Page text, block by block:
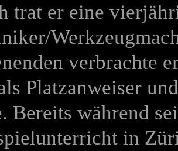
trat er eine
verbrachte
Platzanweiser
Bereits während
in